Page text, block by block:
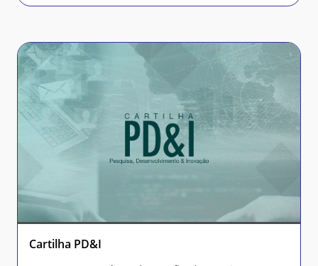
Cartilha PD&I